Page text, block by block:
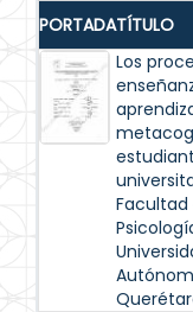
PORTADATÍTULO
Los
Facultad